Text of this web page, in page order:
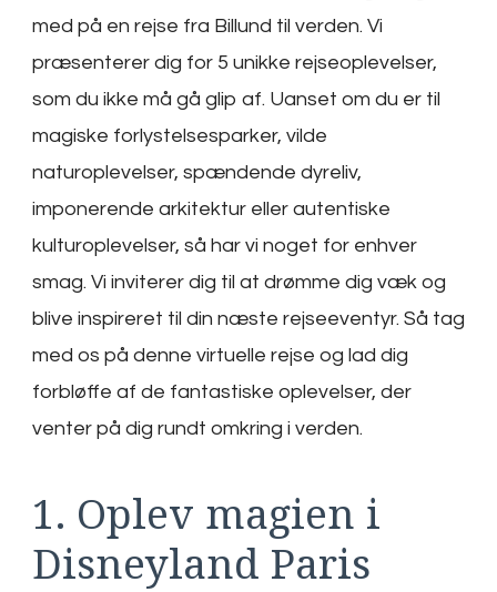
med på en rejse fra Billund til verden. Vi
præsenterer dig for 5 unikke rejseoplevelser,
som du ikke må gå glip af. Uanset om du er til
magiske forlystelsesparker, vilde
naturoplevelser, spændende dyreliv,
imponerende arkitektur eller autentiske
kulturoplevelser, så har vi noget for enhver
smag. Vi inviterer dig til at drømme dig væk og
blive inspireret til din næste rejseeventyr. Så tag
med os på denne virtuelle rejse og lad dig
forbløffe af de fantastiske oplevelser, der
venter på dig rundt omkring i verden.
1. Oplev magien i
Disneyland Paris